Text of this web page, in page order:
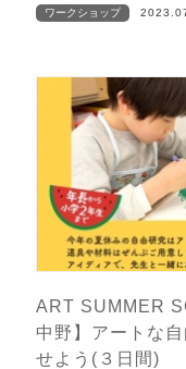
ワークショップ
ART SUMMER
中野】アートな
せよう(３日間)